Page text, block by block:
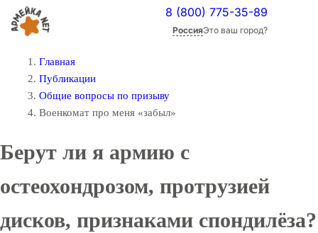
8 (800) 775-35-89
РоссияЭто ваш город?
Главная
Публикации
Общие вопросы по призыву
Военкомат про меня «забыл»
Берут ли я армию с
остеохондрозом, протрузией
дисков, признаками спондилёза?